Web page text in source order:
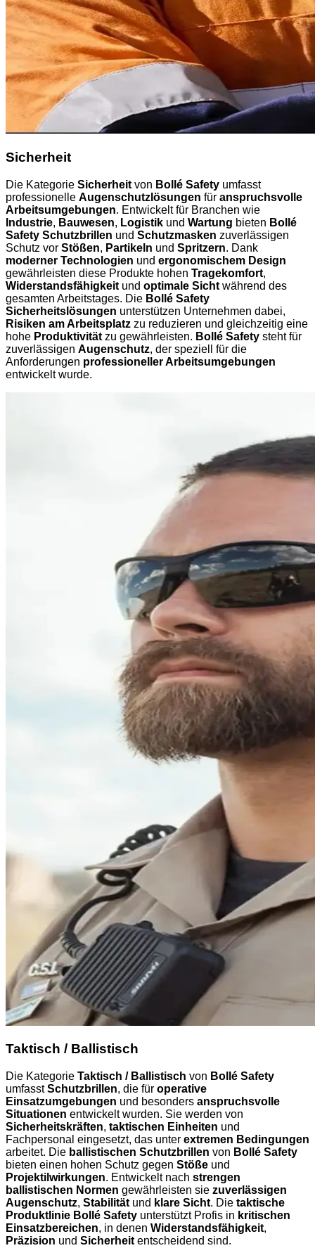
Sicherheit
Die Kategorie Sicherheit von Bollé Safety umfasst
professionelle Augenschutzlösungen für anspruchsvolle
Arbeitsumgebungen. Entwickelt für Branchen wie
Industrie, Bauwesen, Logistik und Wartung bieten Bollé
Safety Schutzbrillen und Schutzmasken zuverlässigen
Schutz vor Stößen, Partikeln und Spritzern. Dank
moderner Technologien und ergonomischem Design
gewährleisten diese Produkte hohen Tragekomfort,
Widerstandsfähigkeit und optimale Sicht während des
gesamten Arbeitstages. Die Bollé Safety
Sicherheitslösungen unterstützen Unternehmen dabei,
Risiken am Arbeitsplatz zu reduzieren und gleichzeitig eine
hohe Produktivität zu gewährleisten. Bollé Safety steht für
zuverlässigen Augenschutz, der speziell für die
Anforderungen professioneller Arbeitsumgebungen
entwickelt wurde.
Taktisch / Ballistisch
Die Kategorie Taktisch / Ballistisch von Bollé Safety
umfasstSchutzbrillen, die für operative
Einsatzumgebungen und besonders anspruchsvolle
Situationen entwickelt wurden. Sie werden von
Sicherheitskräften, taktischen Einheiten und
Fachpersonal eingesetzt, das unter extremen Bedingungen
arbeitet. Die ballistischen Schutzbrillen von Bollé Safety
bieten einen hohen Schutz gegen Stöße und
Projektilwirkungen. Entwickelt nach strengen
ballistischen Normen gewährleisten sie zuverlässigen
Augenschutz, Stabilität und klare Sicht. Die taktische
Produktlinie Bollé Safety unterstützt Profis in kritischen
Einsatzbereichen, in denen Widerstandsfähigkeit,
Präzision und Sicherheit entscheidend sind.